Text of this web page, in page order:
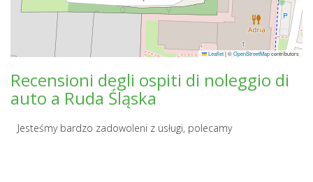
Leaflet|©OpenStreetMapcontributors
Recensioni degli ospiti di noleggio di
auto a Ruda Śląska
Jesteśmy bardzo zadowoleni z usługi, polecamy